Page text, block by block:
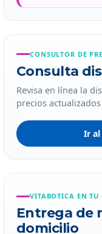
CONSULTOR DE
Consulta
Revisa en línea la
precios
Ir al
VITABOTICA EN TU
Entrega de
domicilio